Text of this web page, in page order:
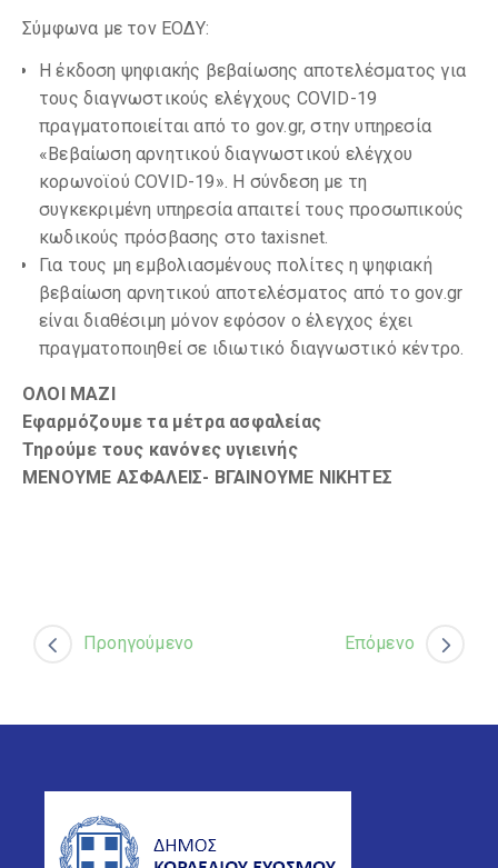
Σύμφωνα με τον ΕΟΔΥ:
Η έκδοση ψηφιακής βεβαίωσης αποτελέσματος για
τους διαγνωστικούς ελέγχους COVID-19
πραγματοποιείται από το gov.gr, στην υπηρεσία
«Βεβαίωση αρνητικού διαγνωστικού ελέγχου
κορωνοϊού COVID-19». Η σύνδεση με τη
συγκεκριμένη υπηρεσία απαιτεί τους προσωπικούς
κωδικούς πρόσβασης στο taxisnet.
Για τους μη εμβολιασμένους πολίτες η ψηφιακή
βεβαίωση αρνητικού αποτελέσματος από το gov.gr
είναι διαθέσιμη μόνον εφόσον ο έλεγχος έχει
πραγματοποιηθεί σε ιδιωτικό διαγνωστικό κέντρο.
ΟΛΟΙ ΜΑΖΙ
Εφαρμόζουμε τα μέτρα ασφαλείας
Τηρούμε τους κανόνες υγιεινής
ΜΕΝΟΥΜΕ ΑΣΦΑΛΕΙΣ- ΒΓΑΙΝΟΥΜΕ ΝΙΚΗΤΕΣ
Προηγούμενο Επόμενο